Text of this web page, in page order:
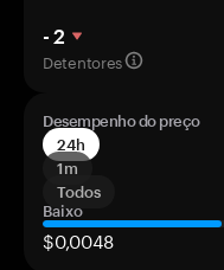
- 2
Detentores
Desempenho do preço
24h
1m
Todos
Baixo
$0,0048